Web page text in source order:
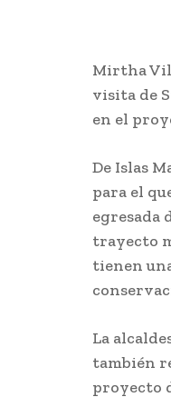
Mirtha
visita de
en el
De Islas
para el
egresada
trayecto
tienen
La
también
proyecto